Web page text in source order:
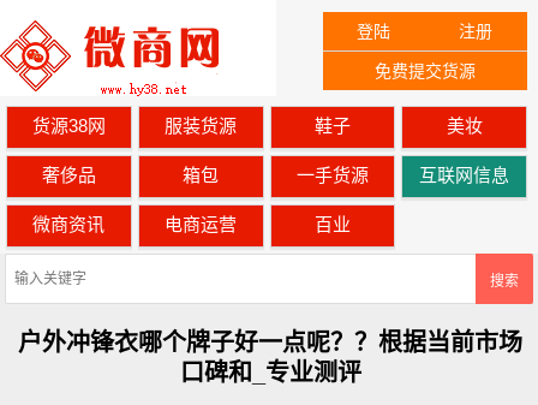
登陆 注册
免费提交货源
货源38网 服装货源 鞋子 美妆
奢侈品 箱包 一手货源 互联网信息
微商资讯 电商运营 百业
搜索
户外冲锋衣哪个牌子好一点呢？？根据当前市场
口碑和_专业测评